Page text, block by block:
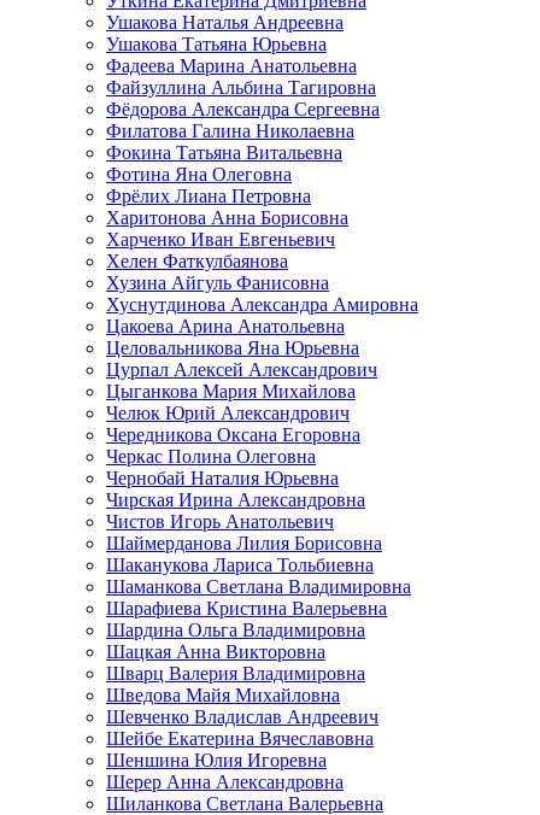
Ушакова Наталья Андреевна
Ушакова Татьяна Юрьевна
Фадеева Марина Анатольевна
Файзуллина Альбина Тагировна
Фёдорова Александра Сергеевна
Филатова Галина Николаевна
Фокина Татьяна Витальевна
Фотина Яна Олеговна
Фрёлих Лиана Петровна
Харитонова Анна Борисовна
Харченко Иван Евгеньевич
Хелен Фаткулбаянова
Хузина Айгуль Фанисовна
Хуснутдинова Александра Амировна
Цакоева Арина Анатольевна
Целовальникова Яна Юрьевна
Цурпал Алексей Александрович
Цыганкова Мария Михайлова
Челюк Юрий Александрович
Чередникова Оксана Егоровна
Черкас Полина Олеговна
Чернобай Наталия Юрьевна
Чирская Ирина Александровна
Чистов Игорь Анатольевич
Шаймерданова Лилия Борисовна
Шаканукова Лариса Тольбиевна
Шаманкова Светлана Владимировна
Шарафиева Кристина Валерьевна
Шардина Ольга Владимировна
Шацкая Анна Викторовна
Шварц Валерия Владимировна
Шведова Майя Михайловна
Шевченко Владислав Андреевич
Шейбе Екатерина Вячеславовна
Шеншина Юлия Игоревна
Шерер Анна Александровна
Шиланкова Светлана Валерьевна